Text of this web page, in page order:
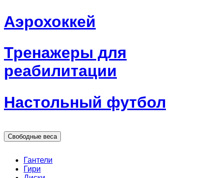
Аэрохоккей
Тренажеры для
реабилитации
Настольный футбол
Свободные веса
Гантели
Гири